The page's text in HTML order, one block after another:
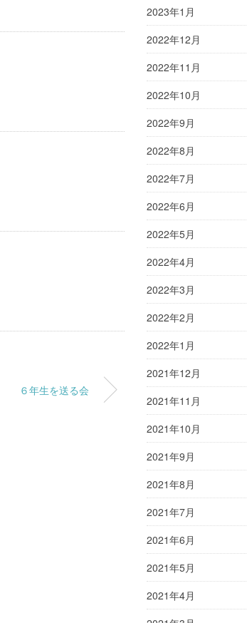
６年生を送る会
2023年1月
2022年12月
2022年11月
2022年10月
2022年9月
2022年8月
2022年7月
2022年6月
2022年5月
2022年4月
2022年3月
2022年2月
2022年1月
2021年12月
2021年11月
2021年10月
2021年9月
2021年8月
2021年7月
2021年6月
2021年5月
2021年4月